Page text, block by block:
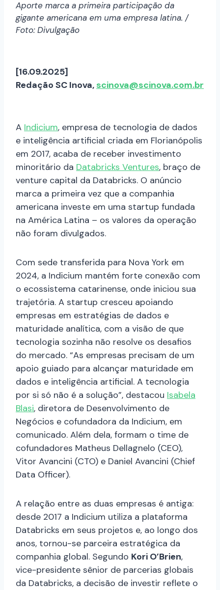
Aporte marca a primeira participação da
gigante americana em uma empresa latina. /
Foto: Divulgação
[16.09.2025]
Redação SC Inova, scinova@scinova.com.br
A Indicium, empresa de tecnologia de dados
e inteligência artificial criada em Florianópolis
em 2017, acaba de receber investimento
minoritário da Databricks Ventures, braço de
venture capital da Databricks. O anúncio
marca a primeira vez que a companhia
americana investe em uma startup fundada
na América Latina – os valores da operação
não foram divulgados.
Com sede transferida para Nova York em
2024, a Indicium mantém forte conexão com
o ecossistema catarinense, onde iniciou sua
trajetória. A startup cresceu apoiando
empresas em estratégias de dados e
maturidade analítica, com a visão de que
tecnologia sozinha não resolve os desafios
do mercado. “As empresas precisam de um
apoio guiado para alcançar maturidade em
dados e inteligência artificial. A tecnologia
por si só não é a solução”, destacou Isabela
Blasi, diretora de Desenvolvimento de
Negócios e cofundadora da Indicium, em
comunicado. Além dela, formam o time de
cofundadores Matheus Dellagnelo (CEO),
Vitor Avancini (CTO) e Daniel Avancini (Chief
Data Officer).
A relação entre as duas empresas é antiga:
desde 2017 a Indicium utiliza a plataforma
Databricks em seus projetos e, ao longo dos
anos, tornou-se parceira estratégica da
companhia global. Segundo Kori O’Brien,
vice-presidente sênior de parcerias globais
da Databricks, a decisão de investir reflete o